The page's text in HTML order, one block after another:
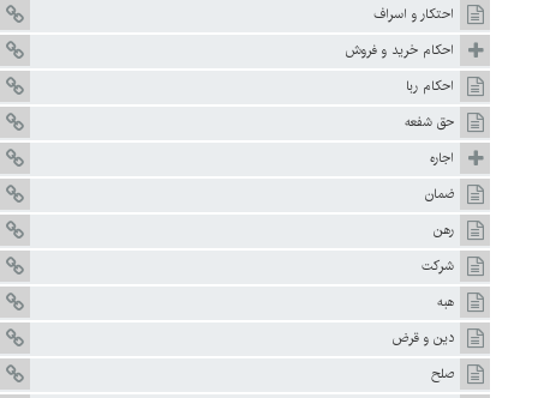
احتكار و اسراف
احكام خريد و فروش
احكام ربا
حق شفعه
اجاره
ضمان
رهن
شركت
هبه
دين و قرض
صلح